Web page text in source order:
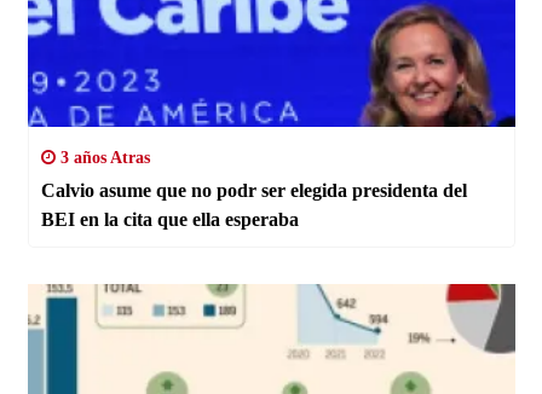
3 años Atras
Calvio asume que no podr ser elegida presidenta del
BEI en la cita que ella esperaba